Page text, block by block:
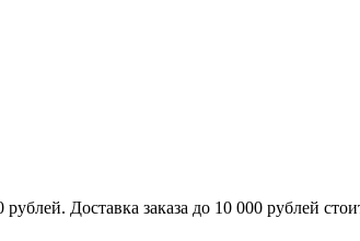
рублей. Доставка заказа до 10 000 рублей